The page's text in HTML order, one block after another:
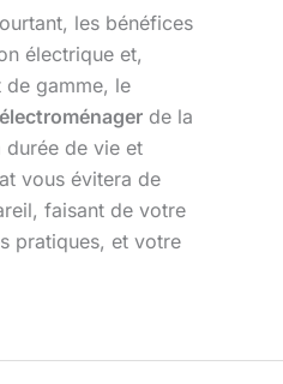
les bénéfices
électrique et,
de gamme, le
électroménager de la
de vie et
vous évitera de
faisant de votre
pratiques, et votre